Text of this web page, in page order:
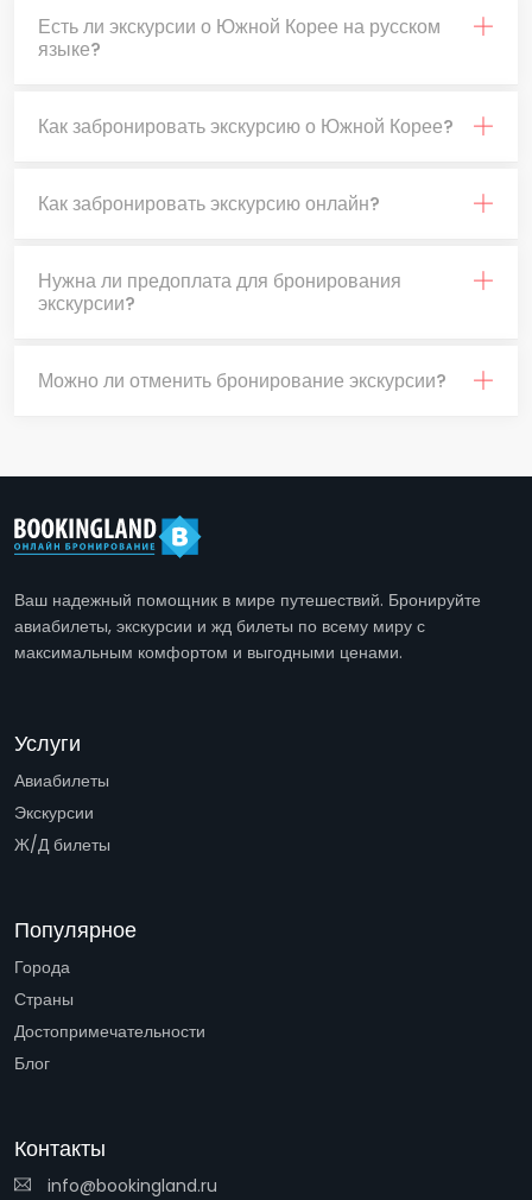
Есть ли экскурсии о Южной Корее на русском
языке?
Как забронировать экскурсию о Южной Корее?
Как забронировать экскурсию онлайн?
Нужна ли предоплата для бронирования
экскурсии?
Можно ли отменить бронирование экскурсии?
Ваш надежный помощник в мире путешествий. Бронируйте
авиабилеты, экскурсии и жд билеты по всему миру с
максимальным комфортом и выгодными ценами.
Услуги
Авиабилеты
Экскурсии
Ж/Д билеты
Популярное
Города
Страны
Достопримечательности
Блог
Контакты
info@bookingland.ru